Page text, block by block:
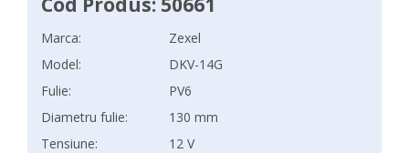
Marca:
Zexel
Model:
DKV-14G
Fulie:
PV6
Diametru fulie:
130 mm
Tensiune:
12 V